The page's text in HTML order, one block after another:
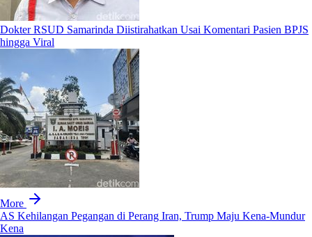
Dokter RSUD Samarinda Diistirahatkan Usai Komentari Pasien BPJS
hingga Viral
More
AS Kehilangan Pegangan di Perang Iran, Trump Maju Kena-Mundur
Kena